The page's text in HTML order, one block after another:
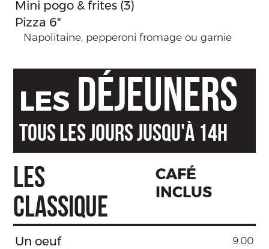
Mini pogo & frites (3)
Pizza 6"
Napolitaine, pepperoni fromage ou garnie
LES DÉJEUNERS
TOUS LES JOURS JUSQU'À 14H
LES
CLASSIQUE
CAFÉ
INCLUS
Un oeuf 9.00